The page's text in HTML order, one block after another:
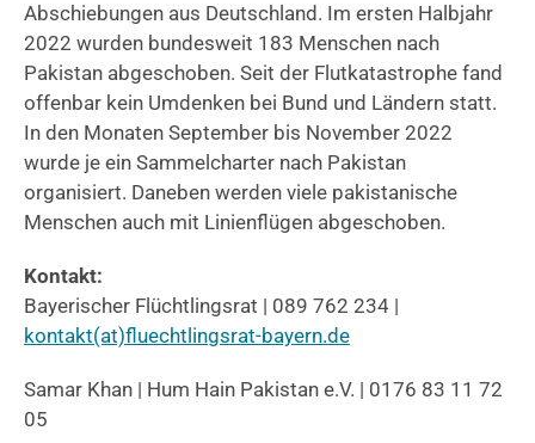
Abschiebungen aus Deutschland. Im ersten Halbjahr
2022 wurden bundesweit 183 Menschen nach
Pakistan abgeschoben. Seit der Flutkatastrophe fand
offenbar kein Umdenken bei Bund und Ländern statt.
In den Monaten September bis November 2022
wurde je ein Sammelcharter nach Pakistan
organisiert. Daneben werden viele pakistanische
Menschen auch mit Linienflügen abgeschoben.
Kontakt:
Bayerischer Flüchtlingsrat | 089 762 234 |
kontakt(at)fluechtlingsrat-bayern.de
Samar Khan | Hum Hain Pakistan e.V. | 0176 83 11 72
05